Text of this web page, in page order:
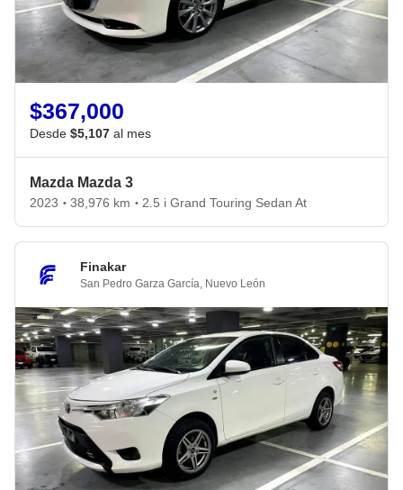
$367,000
Desde $5,107 al mes
Mazda Mazda 3
2023 • 38,976 km • 2.5 i Grand Touring Sedan At
Finakar
San Pedro Garza García Nuevo León